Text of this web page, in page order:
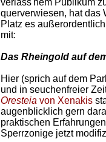
verlass'nem Publikum
querverwiesen, hat das
Platz es
mit:
Das Rheingold auf
Hier (sprich auf dem
und in seuchenfreier
Oresteia von Xenakis
augenblicklich gern
praktischen
Sperrzonige jetzt